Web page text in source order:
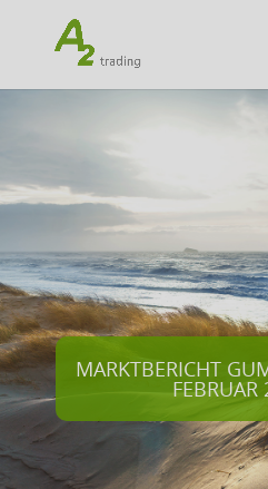
MARKTBERICHT
FEBRUAR